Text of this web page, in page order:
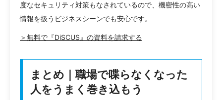
度なセキュリティ対策もなされているので、機密性の高い
情報を扱うビジネスシーンでも安心です。
＞無料で『DiSCUS』の資料を請求する
まとめ｜職場で喋らなくなった
人をうまく巻き込もう